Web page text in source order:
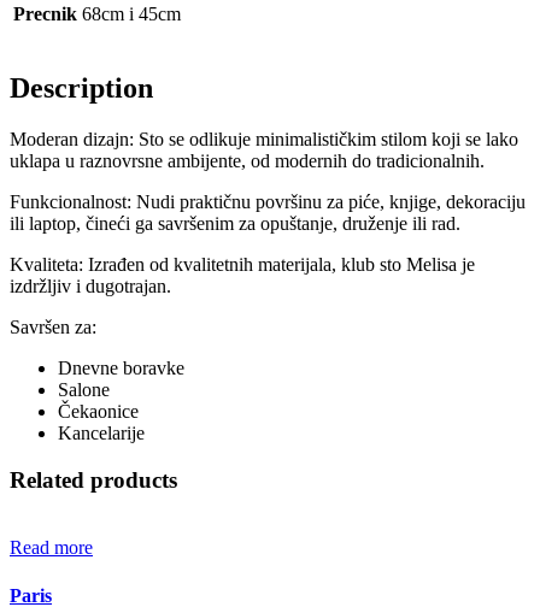
Precnik 68cm i 45cm
Description
Moderan dizajn: Sto se odlikuje minimalističkim stilom koji se lako
uklapa u raznovrsne ambijente, od modernih do tradicionalnih.
Funkcionalnost: Nudi praktičnu površinu za piće, knjige, dekoraciju
ili laptop, čineći ga savršenim za opuštanje, druženje ili rad.
Kvaliteta: Izrađen od kvalitetnih materijala, klub sto Melisa je
izdržljiv i dugotrajan.
Savršen za:
Dnevne boravke
Salone
Čekaonice
Kancelarije
Related products
Read more
Paris